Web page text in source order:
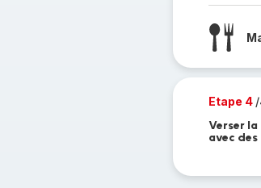
Etape 4
Verser
avec